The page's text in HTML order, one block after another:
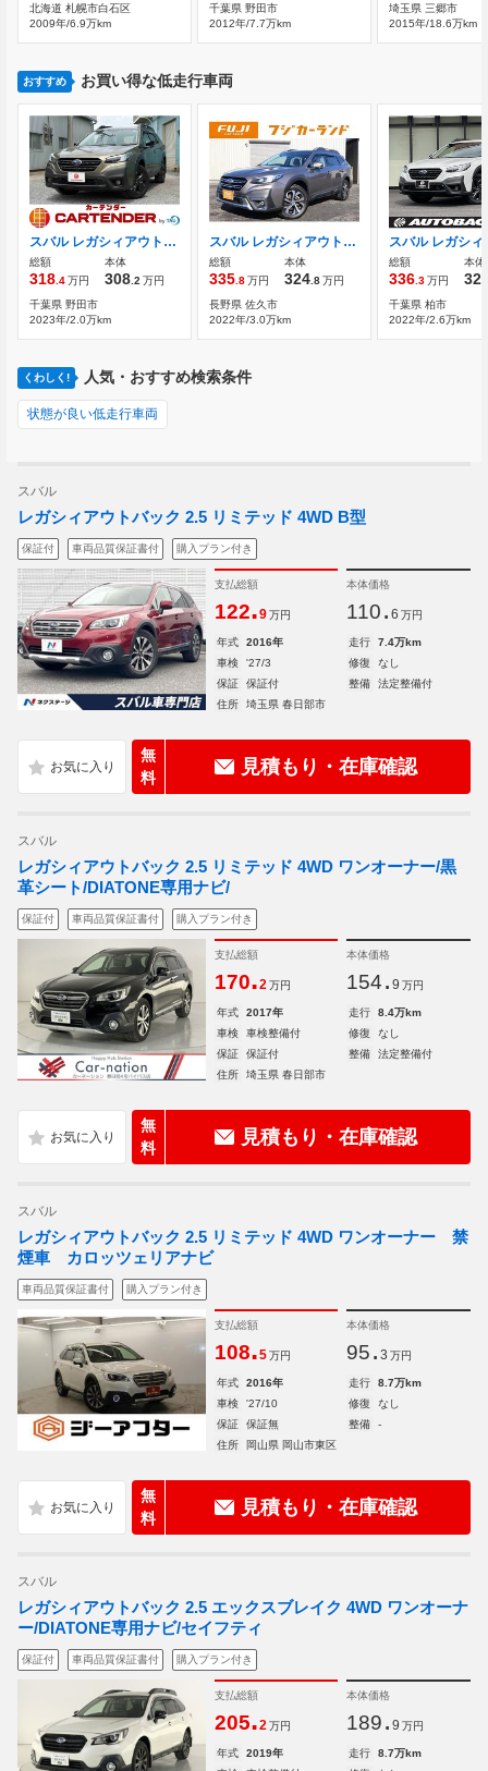
北海道 札幌市白石区
2009年/6.9万km
千葉県 野田市
2012年/7.7万km
埼玉県 三郷市
2015年/18.6万km
おすすめ お買い得な低走行車両
スバル レガシィアウトバック 1.8 エックスブレイク EX 4WD アプライドC ハーマンカードン ナビ 地
総額
318.4万円
本体
308.2万円
千葉県 野田市
2023年/2.0万km
スバル レガシィアウトバック 1.8 リミテッド EX 4WD ターボ 本革シートF・S・Rカメラ ナビ フル
総額
335.8万円
本体
324.8万円
長野県 佐久市
2022年/3.0万km
総額
336.3万円
本体
千葉県 柏市
2022年/2.6万km
くわしく! 人気・おすすめ検索条件
状態が良い低走行車両
スバル
レガシィアウトバック 2.5 リミテッド 4WD B型
保証付 車両品質保証書付 購入プラン付き
支払総額
122.9 万円
本体価格
110. 6 万円
年式 2016年 走行
7.4万km
車検
'27/3 修復
なし
保証
保証付 整備
法定整備付
住所
埼玉県 春日部市
無
料
見積もり・在庫確認
スバル
レガシィアウトバック 2.5 リミテッド 4WD ワンオーナー/黒
革シート/DIATONE専用ナビ/
保証付 車両品質保証書付 購入プラン付き
支払総額
170.2 万円
本体価格
154. 9 万円
年式 2017年 走行
8.4万km
車検
車検整備付 修復
なし
保証
保証付 整備
法定整備付
住所
埼玉県 春日部市
無
料
見積もり・在庫確認
スバル
レガシィアウトバック 2.5 リミテッド 4WD ワンオーナー 禁
煙車 カロッツェリアナビ
車両品質保証書付 購入プラン付き
支払総額
108.5 万円
本体価格
95. 3 万円
年式 2016年 走行
8.7万km
車検
'27/10 修復
なし
保証
保証無 整備
-
住所
岡山県 岡山市東区
無
料
見積もり・在庫確認
スバル
レガシィアウトバック 2.5 エックスブレイク 4WD ワンオーナ
ー/DIATONE専用ナビ/セイフティ
保証付 車両品質保証書付 購入プラン付き
支払総額
205.2 万円
本体価格
189. 9 万円
年式 2019年 走行
8.7万km